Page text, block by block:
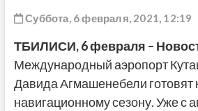
Суббота, 6 февраля, 2021, 12:19
ТБИЛИСИ, 6 февраля –
Международный аэропорт
Давида Агмашенебели готовят
навигационному сезону. Уже с